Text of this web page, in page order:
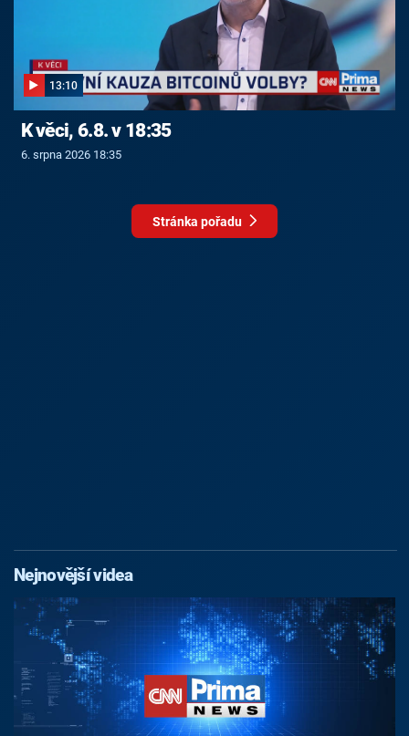
13:10
K věci, 6.8. v 18:35
6. srpna 2026 18:35
Stránka pořadu
Nejnovější videa